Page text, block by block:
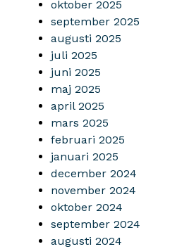
oktober 2025
september 2025
augusti 2025
juli 2025
juni 2025
maj 2025
april 2025
mars 2025
februari 2025
januari 2025
december 2024
november 2024
oktober 2024
september 2024
augusti 2024